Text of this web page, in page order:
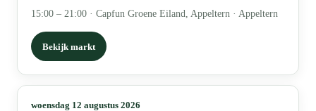
15:00 – 21:00 · Capfun Groene Eiland, Appeltern · Appeltern
Bekijk markt
woensdag 12 augustus 2026